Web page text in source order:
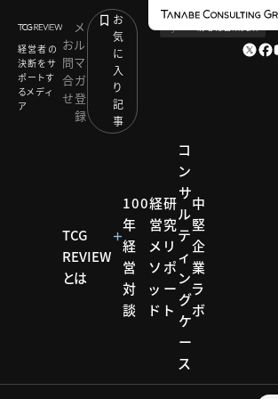
経営者の
決断をサ
ポートす
るメディ
ア
お
問
合
せ
メ
ル
マ
ガ
登
録
お
気
に
入
り
記
事
TCG
REVIEW
とは
100
年
経
営
対
談
経
営
メ
ソ
ッ
ド
研
究
リ
ポ
ー
ト
コ
ン
サ
ル
テ
ィ
ン
グ
ケ
ー
ス
中
堅
企
業
ラ
ボ
研究リポート製造未来モデル研究会
研究リポー
ト
製造未
来モデ
ル研究